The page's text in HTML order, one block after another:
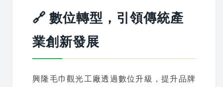
🔗 數位轉型，引領傳統產
業創新發展
興隆毛巾觀光工廠透過數位升級，提升品牌